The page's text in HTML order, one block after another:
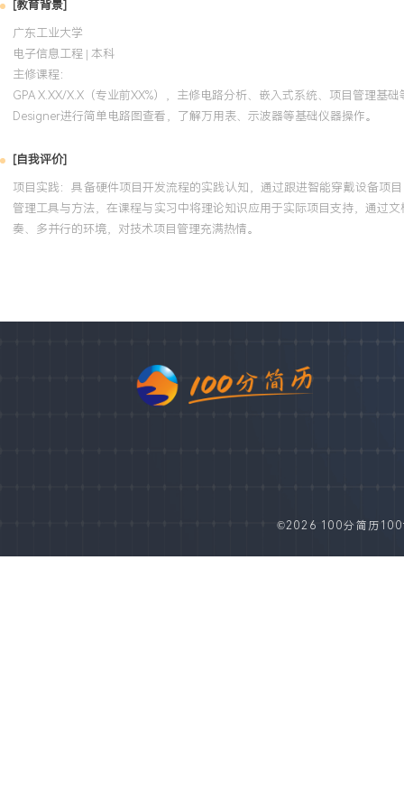
[教育背景]
广东工业大学
电子信息工程 | 本科
主修课程：
GPA X.XX/X.X（专业前XX%），主修电路分析、嵌入式系统、项目管理
Designer进行简单电路图查看，了解万用表、示波器等基础仪器操作。
[自我评价]
项目实践：具备硬件项目开发流程的实践认知，通过跟进智能穿戴设备项
管理工具与方法，在课程与实习中将理论知识应用于实际项目支持，通过
奏、多并行的环境，对技术项目管理充满热情。
©2026 100分简历